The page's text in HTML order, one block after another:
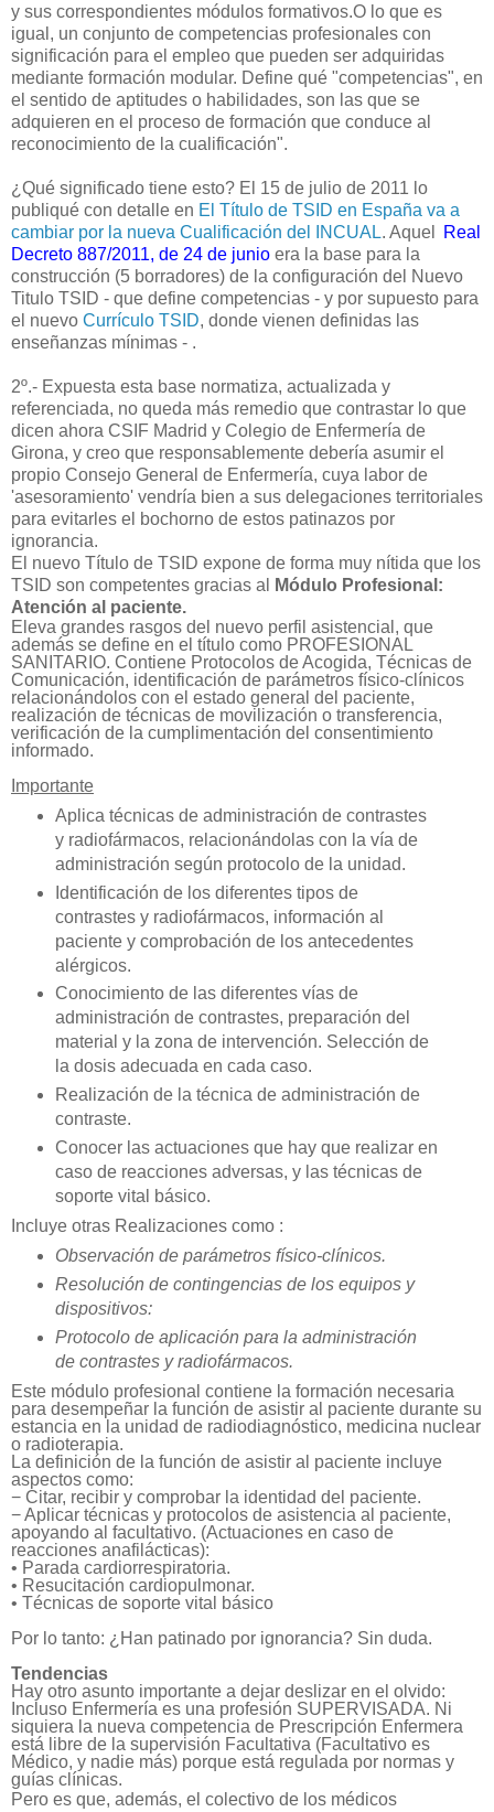
y sus correspondientes módulos formativos.O lo que es
igual, un conjunto de competencias profesionales con
significación para el empleo que pueden ser adquiridas
mediante formación modular. Define qué "competencias", en
el sentido de aptitudes o habilidades, son las que se
adquieren en el proceso de formación que conduce al
reconocimiento de la cualificación".
¿Qué significado tiene esto? El 15 de julio de 2011 lo
publiqué con detalle en El Título de TSID en España va a
cambiar por la nueva Cualificación del INCUAL. Aquel
Real
Decreto 887/2011, de 24 de junio era la base para la
construcción (5 borradores) de la configuración del Nuevo
Titulo TSID - que define competencias - y por supuesto para
el nuevo Currículo TSID, donde vienen definidas las
enseñanzas mínimas - .
2º.- Expuesta esta base normatiza, actualizada y
referenciada, no queda más remedio que contrastar lo que
dicen ahora CSIF Madrid y Colegio de Enfermería de
Girona, y creo que responsablemente debería asumir el
propio Consejo General de Enfermería, cuya labor de
'asesoramiento' vendría bien a sus delegaciones territoriales
para evitarles el bochorno de estos patinazos por
ignorancia.
El nuevo Título de TSID expone de forma muy nítida que los
TSID son competentes gracias al
Módulo Profesional:
Atención al paciente.
Eleva grandes rasgos del nuevo perfil asistencial, que
además se define en el título como PROFESIONAL
SANITARIO. Contiene Protocolos de Acogida, Técnicas de
Comunicación, identificación de parámetros físico-clínicos
relacionándolos con el estado general del paciente,
realización de técnicas de movilización o transferencia,
verificación de la cumplimentación del consentimiento
informado.
Importante
Aplica técnicas de administración de contrastes
y radiofármacos, relacionándolas con la vía de
administración según protocolo de la unidad.
Identificación de los diferentes tipos de
contrastes y radiofármacos, información al
paciente y comprobación de los antecedentes
alérgicos.
Conocimiento de las diferentes vías de
administración de contrastes, preparación del
material y la zona de intervención. Selección de
la dosis adecuada en cada caso.
Realización de la técnica de administración de
contraste.
Conocer las actuaciones que hay que realizar en
caso de reacciones adversas, y las técnicas de
soporte vital básico.
Incluye otras Realizaciones como :
Observación de parámetros físico-clínicos.
Resolución de contingencias de los equipos y
dispositivos:
Protocolo de aplicación para la administración
de contrastes y radiofármacos.
Este módulo profesional contiene la formación necesaria
para desempeñar la función de asistir al paciente durante su
estancia en la unidad de radiodiagnóstico, medicina nuclear
o radioterapia.
La definición de la función de asistir al paciente incluye
aspectos como:
− Citar, recibir y comprobar la identidad del paciente.
− Aplicar técnicas y protocolos de asistencia al paciente,
apoyando al facultativo. (Actuaciones en caso de
reacciones anafilácticas):
• Parada cardiorrespiratoria.
• Resucitación cardiopulmonar.
• Técnicas de soporte vital básico
Por lo tanto: ¿Han patinado por ignorancia? Sin duda.
Tendencias
Hay otro asunto importante a dejar deslizar en el olvido:
Incluso Enfermería es una profesión SUPERVISADA. Ni
siquiera la nueva competencia de Prescripción Enfermera
está libre de la supervisión Facultativa (Facultativo es
Médico, y nadie más) porque está regulada por normas y
guías clínicas.
Pero es que, además, el colectivo de los médicos